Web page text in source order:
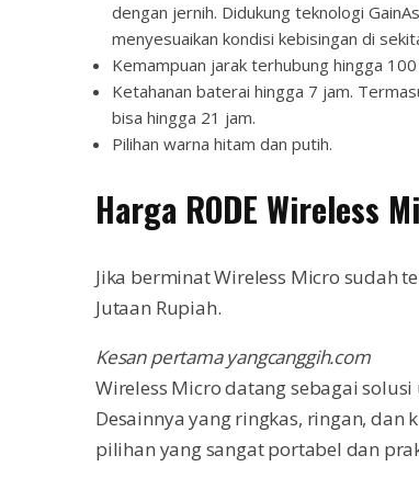
dengan jernih. Didukung teknologi
menyesuaikan kondisi kebisingan di
Kemampuan jarak terhubung hingga
Ketahanan baterai hingga 7 jam.
bisa hingga 21 jam.
Pilihan warna hitam dan putih.
Harga RODE Wireless
Jika berminat Wireless Micro sudah
Jutaan Rupiah.
Kesan pertama yangcanggih.com
Wireless Micro datang sebagai
Desainnya yang ringkas, ringan, dan
pilihan yang sangat portabel dan